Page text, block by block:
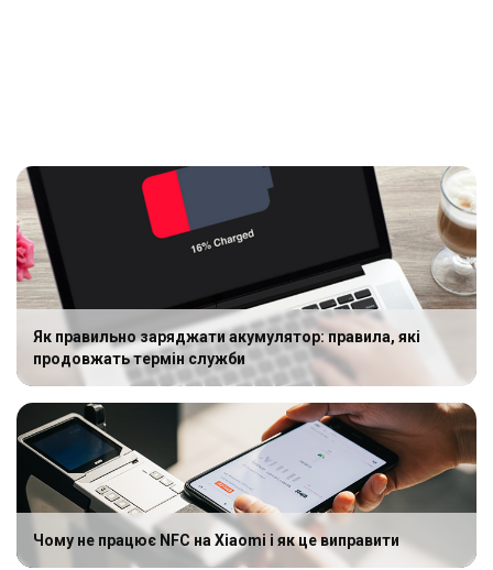
Як правильно заряджати акумулятор: правила, які
продовжать термін служби
Чому не працює NFC на Xiaomi і як це виправити